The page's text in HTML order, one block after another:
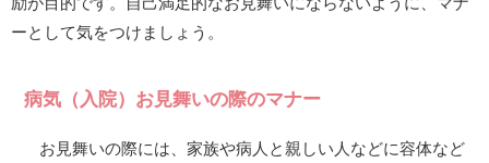
ーとして気をつけましょう。
病気（入院）お見舞いの際のマナー
お見舞いの際には、家族や病人と親しい人などに容体など